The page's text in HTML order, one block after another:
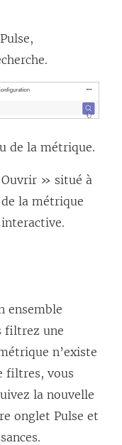
de la métrique.
» situé à
la métrique
ensemble
filtrez une
n’existe
filtres, vous
la nouvelle
onglet Pulse et